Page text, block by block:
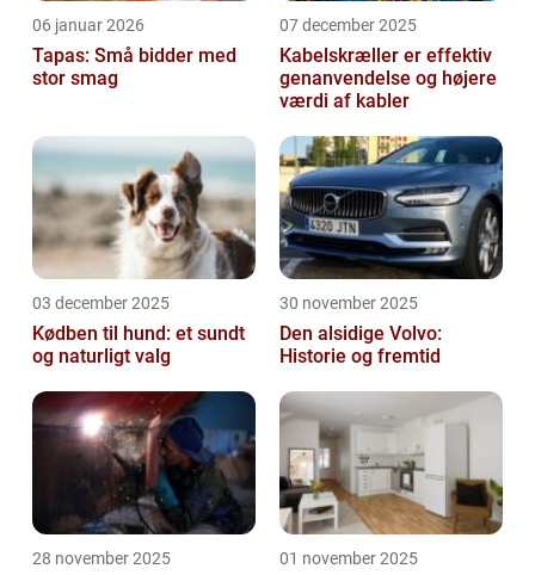
06 januar 2026
Tapas: Små bidder med
stor smag
07 december 2025
Kabelskræller er effektiv
genanvendelse og højere
værdi af kabler
03 december 2025
Kødben til hund: et sundt
og naturligt valg
30 november 2025
Den alsidige Volvo:
Historie og fremtid
28 november 2025 01 november 2025